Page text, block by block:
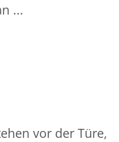
...
vor der Türe,